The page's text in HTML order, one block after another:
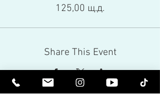
125,00 щ.д.
Share This Event